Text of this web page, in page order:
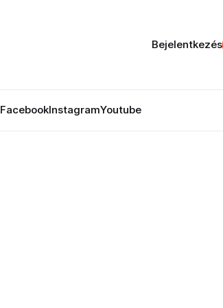
FacebookInstagramYoutube
Bejelentkezés